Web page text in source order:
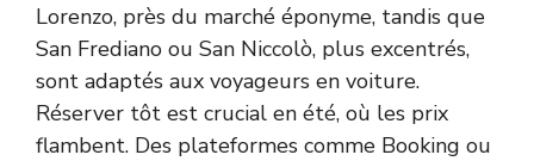
Lorenzo, près du marché éponyme, tandis que
San Frediano ou San Niccolò, plus excentrés,
sont adaptés aux voyageurs en voiture.
Réserver tôt est crucial en été, où les prix
flambent. Des plateformes comme Booking ou